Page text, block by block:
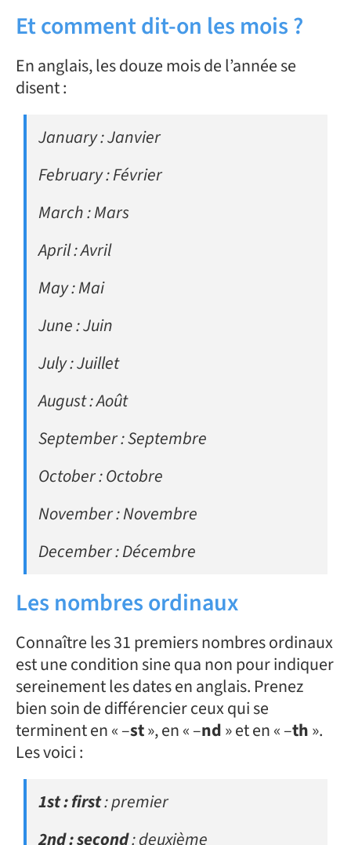
Et comment dit-on les mois ?
En anglais, les douze mois de l’année se
disent :
January : Janvier
February : Février
March : Mars
April : Avril
May : Mai
June : Juin
July : Juillet
August : Août
September : Septembre
October : Octobre
November : Novembre
December : Décembre
Les nombres ordinaux
Connaître les 31 premiers nombres ordinaux
est une condition sine qua non pour indiquer
sereinement les dates en anglais. Prenez
bien soin de différencier ceux qui se
terminent en « –st», en « –nd» et en « –th».
Les voici :
1st : first: premier
2nd : second: deuxième